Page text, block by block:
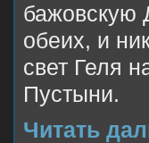
бажовскую
обеих, и
свет Геля
Пустыни.
Читать